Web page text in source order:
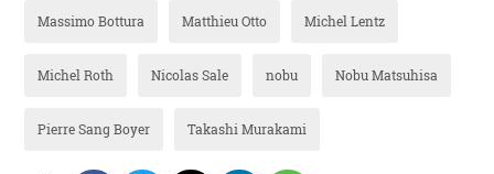
Massimo Bottura Matthieu Otto Michel Lentz
Michel Roth Nicolas Sale nobu Nobu Matsuhisa
Pierre Sang Boyer Takashi Murakami